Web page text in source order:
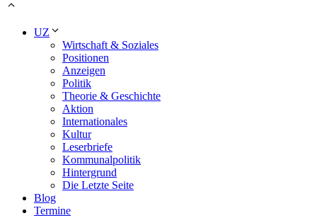
UZ
Wirtschaft & Soziales
Positionen
Anzeigen
Politik
Theorie & Geschichte
Aktion
Internationales
Kultur
Leserbriefe
Kommunalpolitik
Hintergrund
Die Letzte Seite
Blog
Termine